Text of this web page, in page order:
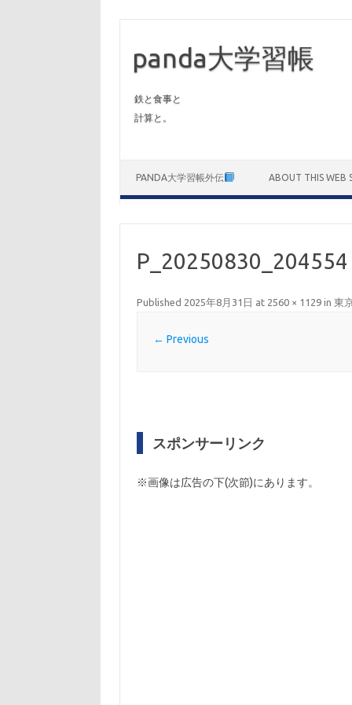
panda大学習帳
鉄と食事と
計算と。
PANDA大学習帳外伝 ABOUT THIS WEB
P_20250830_204554
Published 2025年8月31日 at 2560 × 1129in 東
← Previous
スポンサーリンク
※画像は広告の下(次節)にあります。